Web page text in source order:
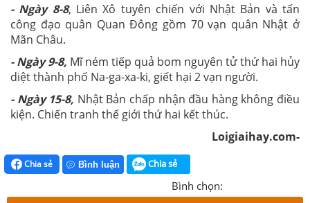
- Ngày 8-8, Liên Xô tuyên chiến với Nhật Bản và tấn
công đạo quân Quan Đông gồm 70 vạn quân Nhật ở
Mãn Châu.
- Ngày 9-8, Mĩ ném tiếp quả bom nguyên tử thứ hai hủy
diệt thành phố Na-ga-xa-ki, giết hại 2 vạn người.
- Ngày 15-8, Nhật Bản chấp nhận đầu hàng không điều
kiện. Chiến tranh thế giới thứ hai kết thúc.
Loigiaihay.com-
Chia sẻ Bình luận Chia sẻ
Bình chọn: